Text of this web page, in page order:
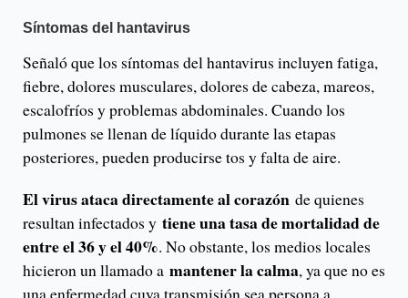
Síntomas del hantavirus
Señaló que los síntomas del hantavirus incluyen fatiga,
fiebre, dolores musculares, dolores de cabeza, mareos,
escalofríos y problemas abdominales. Cuando los
pulmones se llenan de líquido durante las etapas
posteriores, pueden producirse tos y falta de aire.
El virus ataca directamente al corazón de quienes
resultan infectados y tiene una tasa de mortalidad de
entre el 36 y el 40%. No obstante, los medios locales
hicieron un llamado a mantener la calma, ya que no es